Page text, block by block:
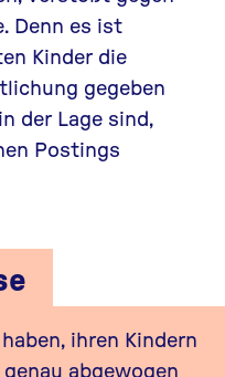
Denn es ist
Kinder die
gegeben
der Lage sind,
Postings
ihren Kindern
abgewogen